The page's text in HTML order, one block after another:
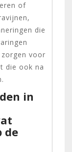
of
die
voor
die ook na
in
de